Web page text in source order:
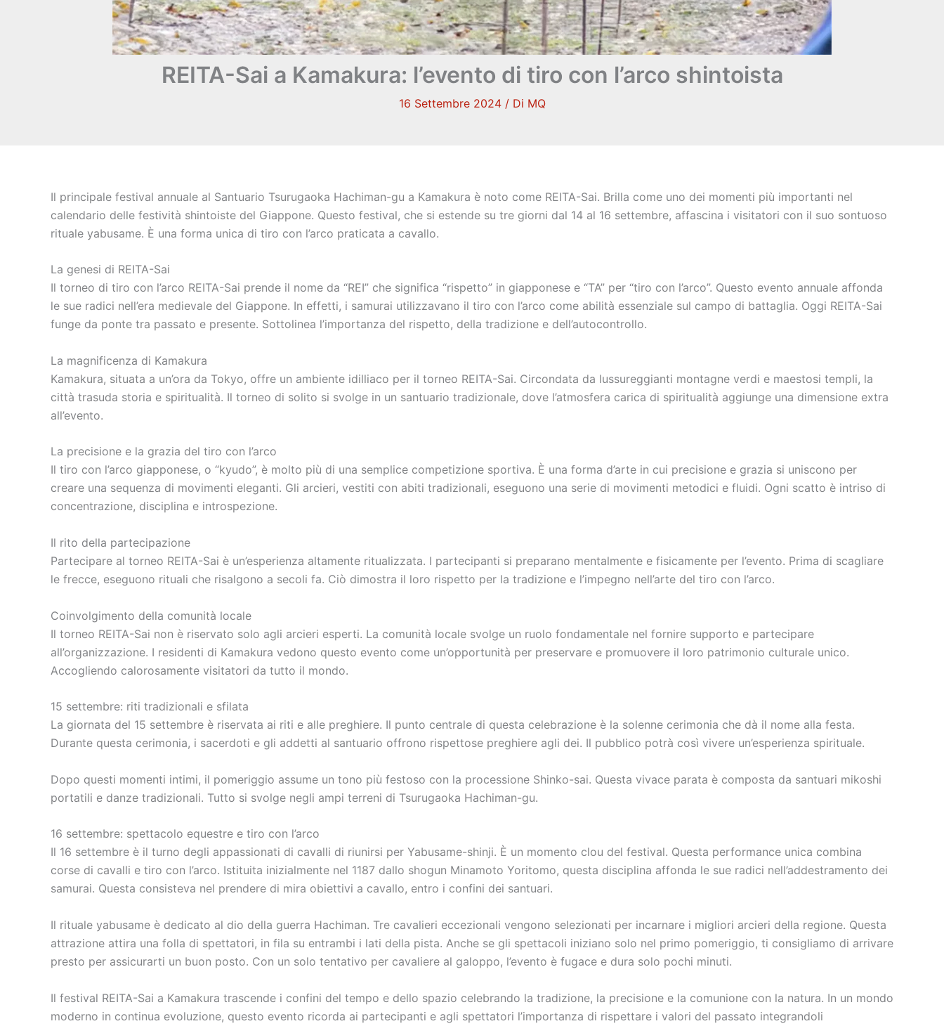
REITA-Sai a Kamakura: l’evento di tiro con l’arco shintoista
16 Settembre 2024 / Di MQ
Il principale festival annuale al Santuario Tsurugaoka Hachiman-gu a Kamakura è noto come REITA-Sai. Brilla come uno dei momenti più importanti nel
calendario delle festività shintoiste del Giappone. Questo festival, che si estende su tre giorni dal 14 al 16 settembre, affascina i visitatori con il suo sontuoso
rituale yabusame. È una forma unica di tiro con l’arco praticata a cavallo.
La genesi di REITA-Sai
Il torneo di tiro con l’arco REITA-Sai prende il nome da “REI” che significa “rispetto” in giapponese e “TA” per “tiro con l’arco”. Questo evento annuale affonda
le sue radici nell’era medievale del Giappone. In effetti, i samurai utilizzavano il tiro con l’arco come abilità essenziale sul campo di battaglia. Oggi REITA-Sai
funge da ponte tra passato e presente. Sottolinea l’importanza del rispetto, della tradizione e dell’autocontrollo.
La magnificenza di Kamakura
Kamakura, situata a un’ora da Tokyo, offre un ambiente idilliaco per il torneo REITA-Sai. Circondata da lussureggianti montagne verdi e maestosi templi, la
città trasuda storia e spiritualità. Il torneo di solito si svolge in un santuario tradizionale, dove l’atmosfera carica di spiritualità aggiunge una dimensione extra
all’evento.
La precisione e la grazia del tiro con l’arco
Il tiro con l’arco giapponese, o “kyudo”, è molto più di una semplice competizione sportiva. È una forma d’arte in cui precisione e grazia si uniscono per
creare una sequenza di movimenti eleganti. Gli arcieri, vestiti con abiti tradizionali, eseguono una serie di movimenti metodici e fluidi. Ogni scatto è intriso di
concentrazione, disciplina e introspezione.
Il rito della partecipazione
Partecipare al torneo REITA-Sai è un’esperienza altamente ritualizzata. I partecipanti si preparano mentalmente e fisicamente per l’evento. Prima di scagliare
le frecce, eseguono rituali che risalgono a secoli fa. Ciò dimostra il loro rispetto per la tradizione e l’impegno nell’arte del tiro con l’arco.
Coinvolgimento della comunità locale
Il torneo REITA-Sai non è riservato solo agli arcieri esperti. La comunità locale svolge un ruolo fondamentale nel fornire supporto e partecipare
all’organizzazione. I residenti di Kamakura vedono questo evento come un’opportunità per preservare e promuovere il loro patrimonio culturale unico.
Accogliendo calorosamente visitatori da tutto il mondo.
15 settembre: riti tradizionali e sfilata
La giornata del 15 settembre è riservata ai riti e alle preghiere. Il punto centrale di questa celebrazione è la solenne cerimonia che dà il nome alla festa.
Durante questa cerimonia, i sacerdoti e gli addetti al santuario offrono rispettose preghiere agli dei. Il pubblico potrà così vivere un’esperienza spirituale.
Dopo questi momenti intimi, il pomeriggio assume un tono più festoso con la processione Shinko-sai. Questa vivace parata è composta da santuari mikoshi
portatili e danze tradizionali. Tutto si svolge negli ampi terreni di Tsurugaoka Hachiman-gu.
16 settembre: spettacolo equestre e tiro con l’arco
Il 16 settembre è il turno degli appassionati di cavalli di riunirsi per Yabusame-shinji. È un momento clou del festival. Questa performance unica combina
corse di cavalli e tiro con l’arco. Istituita inizialmente nel 1187 dallo shogun Minamoto Yoritomo, questa disciplina affonda le sue radici nell’addestramento dei
samurai. Questa consisteva nel prendere di mira obiettivi a cavallo, entro i confini dei santuari.
Il rituale yabusame è dedicato al dio della guerra Hachiman. Tre cavalieri eccezionali vengono selezionati per incarnare i migliori arcieri della regione. Questa
attrazione attira una folla di spettatori, in fila su entrambi i lati della pista. Anche se gli spettacoli iniziano solo nel primo pomeriggio, ti consigliamo di arrivare
presto per assicurarti un buon posto. Con un solo tentativo per cavaliere al galoppo, l’evento è fugace e dura solo pochi minuti.
Il festival REITA-Sai a Kamakura trascende i confini del tempo e dello spazio celebrando la tradizione, la precisione e la comunione con la natura. In un mondo
moderno in continua evoluzione, questo evento ricorda ai partecipanti e agli spettatori l’importanza di rispettare i valori del passato integrandoli